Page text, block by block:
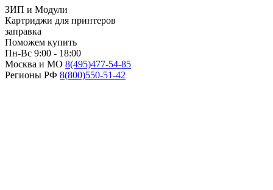
ЗИП и Модули
Картриджи для принтеров
заправка
Поможем купить
Пн-Вс 9:00 - 18:00
Москва и МО 8(495)477-54-85
Регионы РФ 8(800)550-51-42